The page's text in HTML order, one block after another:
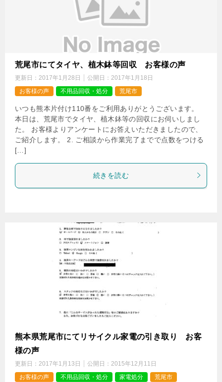
荒尾市にてタイヤ、植木鉢等回収 お客様の声
更新日： 2017年1月28日 公開日： 2017年1月18日
お客様の声
不用品回収・処分 荒尾市
いつも熊本片付け110番をご利用ありがとうございます。
本日は、荒尾市でタイヤ、植木鉢等の回収にお伺いしまし
た。 お客様よりアンケートにお答えいただきましたので、
ご紹介します。 2. ご相談から作業完了までで点数をつける
[…]
続きを読む
熊本県荒尾市にてリサイクル家電の引き取り お客
様の声
更新日： 2017年1月13日 公開日： 2015年12月11日
お客様の声
不用品回収・処分 家電処分 荒尾市